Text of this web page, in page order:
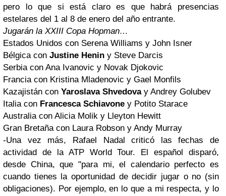
pero lo que si está claro es que habrá presencias
estelares del 1 al 8 de enero del año entrante.
Jugarán la XXIII Copa Hopman…
Estados Unidos con Serena Williams y John Isner
Bélgica con Justine Henin y Steve Darcis
Serbia con Ana Ivanovic y Novak Djokovic
Francia con Kristina Mladenovic y Gael Monfils
Kazajistán con Yaroslava Shvedovay Andrey Golubev
Italia con Francesca Schiavone y Potito Starace
Australia con Alicia Molik y Lleyton Hewitt
Gran Bretaña con Laura Robson y Andy Murray
-Una vez más, Rafael Nadal criticó las fechas de
actividad de la ATP World Tour. El español disparó,
desde China, que "para mi, el calendario perfecto es
cuando tienes la oportunidad de decidir jugar o no (sin
obligaciones). Por ejemplo, en lo que a mi respecta, y lo